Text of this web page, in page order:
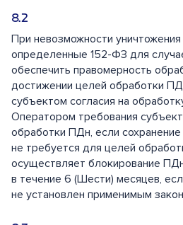
При невозможности
определенные 152-ФЗ для
обеспечить правомерность
достижении целей обработки
субъектом согласия на
Оператором требования
обработки ПДн, если
не требуется для целей
осуществляет блокирование
в течение 6 (Шести) месяцев,
не установлен применимым